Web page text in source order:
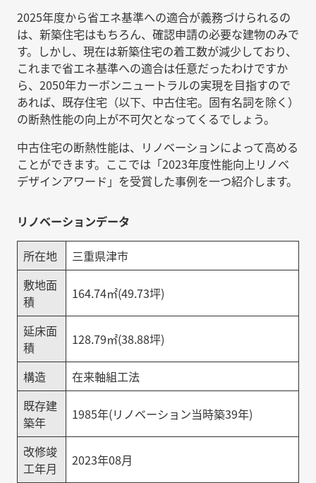
2025年度から省エネ基準への適合が義務づけられるの
は、新築住宅はもちろん、確認申請の必要な建物のみで
す。しかし、現在は新築住宅の着工数が減少しており、
これまで省エネ基準への適合は任意だったわけですか
ら、2050年カーボンニュートラルの実現を目指すので
あれば、既存住宅（以下、中古住宅。固有名詞を除く）
の断熱性能の向上が不可欠となってくるでしょう。
中古住宅の断熱性能は、リノベーションによって高める
ことができます。ここでは「2023年度性能向上リノベ
デザインアワード」を受賞した事例を一つ紹介します。
リノベーションデータ
所在地
三重県津市
敷地面
積
164.74㎡(49.73坪)
延床面
積
128.79㎡(38.88坪)
構造
在来軸組工法
既存建
築年
1985年(リノベーション当時築39年)
改修竣
工年月
2023年08月